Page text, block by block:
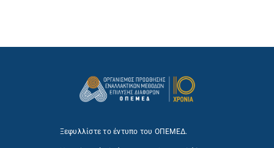
Ξεφυλλίστε το έντυπο του ΟΠΕΜΕΔ.